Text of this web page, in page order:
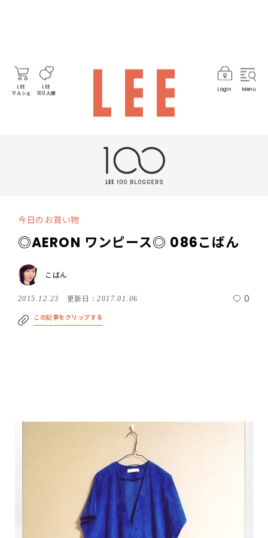
LEE
マルシェ
LEE
100人隊
Login Menu
今日のお買い物
◎AERON ワンピース◎ 086こばん
こばん
2015.12.23 更新日：2017.01.06 0
この記事をクリップする